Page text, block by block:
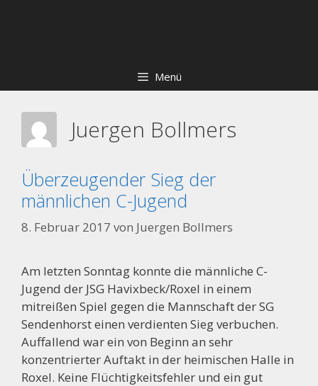
Menü
Juergen Bollmers
Überzeugender Sieg der
männlichen C-Jugend
8. Februar 2017 von Juergen Bollmers
Am letzten Sonntag konnte die männliche C-
Jugend der JSG Havixbeck/Roxel in einem
mitreißen Spiel gegen die Mannschaft der SG
Sendenhorst einen verdienten Sieg verbuchen.
Auffallend war ein von Beginn an sehr
konzentrierter Auftakt in der heimischen Halle in
Roxel. Keine Flüchtigkeitsfehler und ein gut